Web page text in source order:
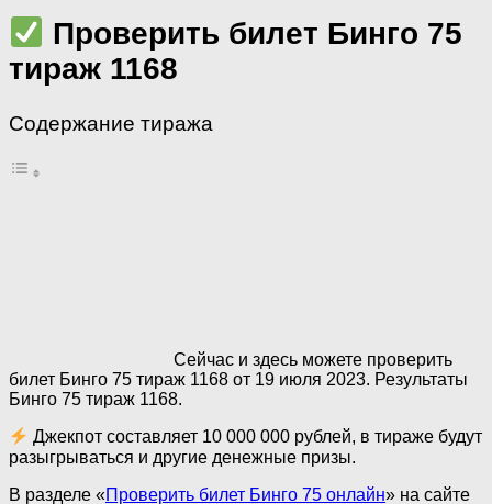
Проверить билет Бинго 75
тираж 1168
Содержание тиража
Сейчас и здесь можете проверить
билет Бинго 75 тираж 1168 от 19 июля 2023. Результаты
Бинго 75 тираж 1168.
Джекпот составляет 10 000 000 рублей, в тираже будут
разыгрываться и другие денежные призы.
В разделе «Проверить билет Бинго 75 онлайн» на сайте